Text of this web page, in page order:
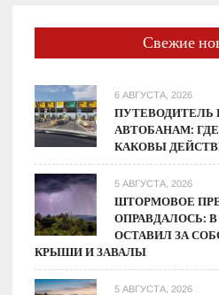
Свежие
6 АВГУСТА, 2026
АВТОБАНАМ:
КАКОВЫ
5 АВГУСТА, 2026
ШТОРМОВОЕ
ОПРАВДАЛОСЬ:
ОСТАВИЛ ЗА
КРЫШИ И ЗАВАЛЫ
5 АВГУСТА, 2026